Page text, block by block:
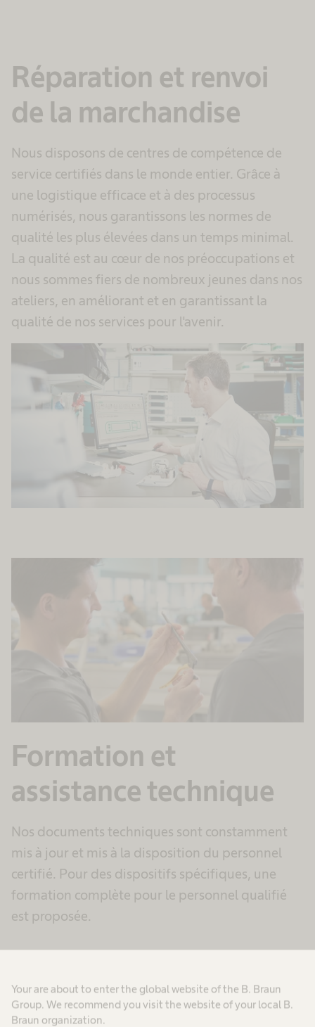
Your are about to enter the global website of the B. Braun
Group. We recommend you visit the website of your local B.
Braun organization.
Réparation et renvoi
de la marchandise
Nous disposons de centres de compétence de
service certifiés dans le monde entier. Grâce à
une logistique efficace et à des processus
numérisés, nous garantissons les normes de
qualité les plus élevées dans un temps minimal.
La qualité est au cœur de nos préoccupations et
nous sommes fiers de nombreux jeunes dans nos
ateliers, en améliorant et en garantissant la
qualité de nos services pour l'avenir.
Formation et
assistance technique
Nos documents techniques sont constamment
mis à jour et mis à la disposition du personnel
certifié. Pour des dispositifs spécifiques, une
formation complète pour le personnel qualifié
est proposée.